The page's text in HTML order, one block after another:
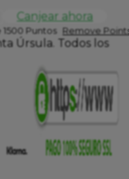
Canjear ahora
Puntos Remove
Úrsula. Todos los